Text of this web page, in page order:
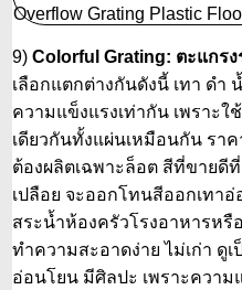
9) Colorful Grating: ตะแกร
เลือกแตกต่างกันดังนี้ เทา ดำ
ความแข็งแรงเท่ากัน เพราะ
เดียวกันทั้งแผ่นเหมือนกัน รา
ต้องผลิตเฉพาะล็อต สีที่ขายดี
เปลือย จะออกโทนสีออกเทา
สระน้ำห้องครัวโรงอาหารหรื
ทำความสะอาดง่าย ไม่เก่า ดู
อ่อนโยน มีศิลปะ เพราะความ